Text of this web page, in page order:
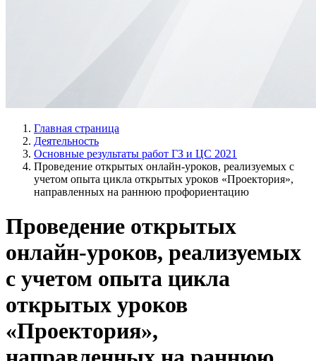
Главная страница
Деятельность
Основные результаты работ ГЗ и ЦС 2021
Проведение открытых онлайн-уроков, реализуемых с
учетом опыта цикла открытых уроков «Проектория»,
направленных на раннюю профориентацию
Проведение открытых
онлайн-уроков, реализуемых
с учетом опыта цикла
открытых уроков
«Проектория»,